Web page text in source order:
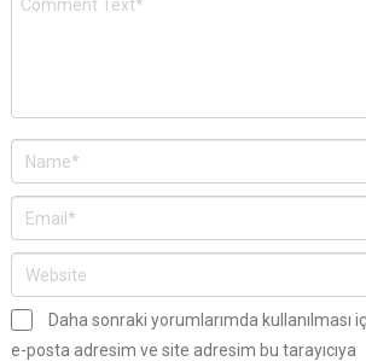
Daha sonraki yorumlarımda kullanılması
e-posta adresim ve site adresim bu tarayıcıya